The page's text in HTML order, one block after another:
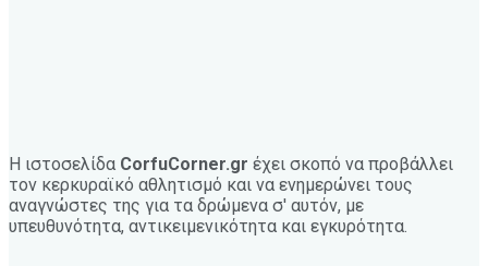
Η ιστοσελίδα CorfuCorner.gr έχει σκοπό να προβάλλει
τον κερκυραϊκό αθλητισμό και να ενημερώνει τους
αναγνώστες της για τα δρώμενα σ' αυτόν, με
υπευθυνότητα, αντικειμενικότητα και εγκυρότητα.